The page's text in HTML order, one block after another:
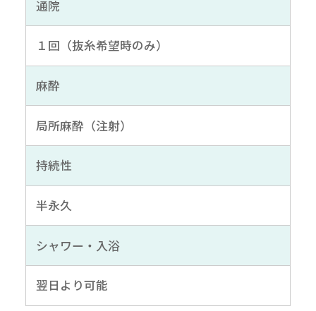
通院
１回（抜糸希望時のみ）
麻酔
局所麻酔（注射）
持続性
半永久
シャワー・入浴
翌日より可能